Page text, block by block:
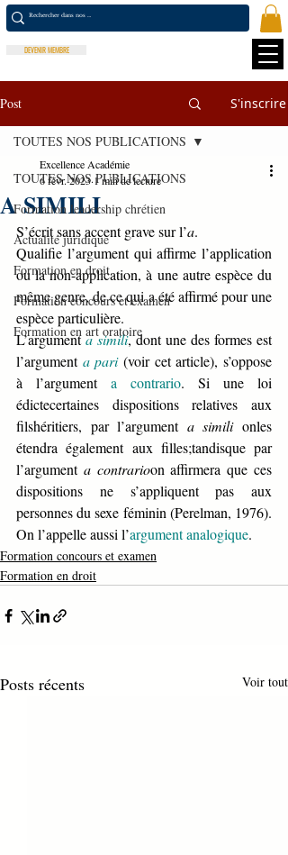
DEVENIR MEMBRE
Post S'inscrire
TOUTES NOS PUBLICATIONS
Formation leadership chrétien
Actualité juridique
Formation en droit
Formation concours et examen
Formation en art oratoire
TOUTES NOS PUBLICATIONS
A SIMILI
Excellence Académie
6 févr. 2023 1 min de lecture
S’écrit sans accent grave sur l’a.
Qualifie l’argument qui affirme l’application
ou la non-application, à une autre espèce du
même genre, de ce qui a été affirmé pour une
espèce particulière.
L’argument a simili, dont une des formes est
l’argument a pari (voir cet article), s’oppose
à l’argument a contrario. Si une loi
édictecertaines dispositions relatives aux
filshéritiers, par l’argument a simili onles
étendra également aux filles;tandisque par
l’argument a contrarioon affirmera que ces
dispositions ne s’appliquent pas aux
personnes du sexe féminin (Perelman, 1976).
On l’appelle aussi l’argument analogique.
Formation concours et examen
Formation en droit
Posts récents Voir tout